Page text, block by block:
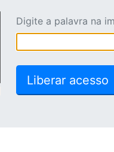
Digite a palavra na